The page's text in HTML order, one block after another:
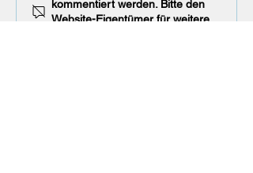
kommentiert werden. Bitte den
Website-Eigentümer für weitere